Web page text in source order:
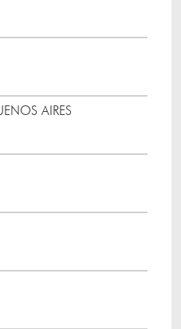
AIRES